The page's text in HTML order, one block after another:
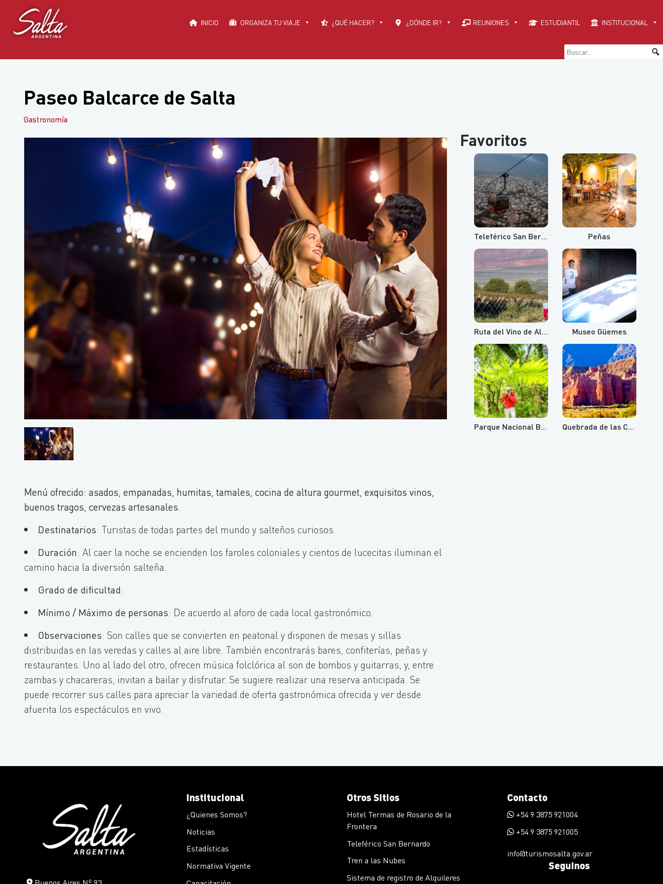
contenido
INICIO ORGANIZA TU VIAJE ¿QUÉ HACER? ¿DÓNDE IR? REUNIONES ESTUDIANTIL INSTITUCIONAL
Paseo Balcarce de Salta
Gastronomía
Menú ofrecido: asados, empanadas, humitas, tamales, cocina de altura gourmet, exquisitos vinos,
buenos tragos, cervezas artesanales.
Destinatarios: Turistas de todas partes del mundo y salteños curiosos.
Duración: Al caer la noche se encienden los faroles coloniales y cientos de lucecitas iluminan el
camino hacia la diversión salteña.
Grado de dificultad:
Mínimo / Máximo de personas: De acuerdo al aforo de cada local gastronómico.
Observaciones: Son calles que se convierten en peatonal y disponen de mesas y sillas
distribuidas en las veredas y calles al aire libre. También encontrarás bares, confiterías, peñas y
restaurantes. Uno al lado del otro, ofrecen música folclórica al son de bombos y guitarras, y, entre
zambas y chacareras, invitan a bailar y disfrutar. Se sugiere realizar una reserva anticipada. Se
puede recorrer sus calles para apreciar la variedad de oferta gastronómica ofrecida y ver desde
afuerita los espectáculos en vivo.
Favoritos
Teleférico San Bernardo y Cerro Aladelta Peñas
Ruta del Vino de Altura Museo Güemes
Parque Nacional Baritú Quebrada de las Conchas
Institucional
¿Quienes Somos?
Noticias
Estadísticas
Normativa Vigente
Otros Sitios
Hotel Termas de Rosario de la
Frontera
Teleférico San Bernardo
Tren a las Nubes
Sistema de registro de Alquileres
Contacto
+54 9 3875 921004
+54 9 3875 921005
info@turismosalta.gov.ar
Seguinos